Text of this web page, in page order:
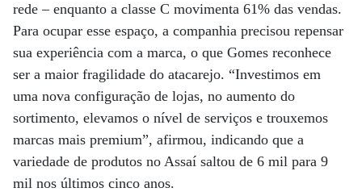
rede – enquanto a classe C movimenta 61% das vendas.
Para ocupar esse espaço, a companhia precisou repensar
sua experiência com a marca, o que Gomes reconhece
ser a maior fragilidade do atacarejo. “Investimos em
uma nova configuração de lojas, no aumento do
sortimento, elevamos o nível de serviços e trouxemos
marcas mais premium”, afirmou, indicando que a
variedade de produtos no Assaí saltou de 6 mil para 9
mil nos últimos cinco anos.